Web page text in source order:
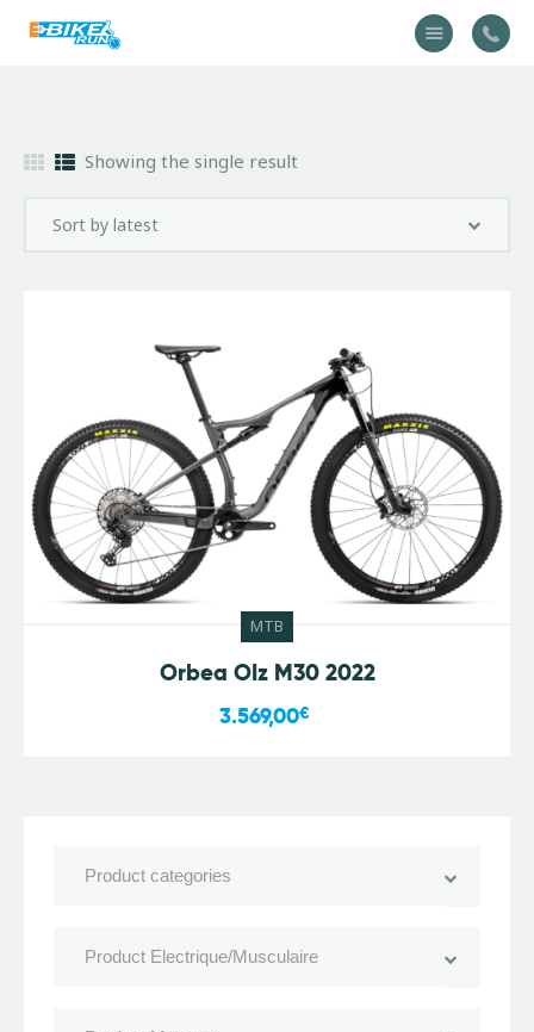
Vélo
Équipement
Showing the single result
MTB
Orbea OIz M30 2022
3.569,00€